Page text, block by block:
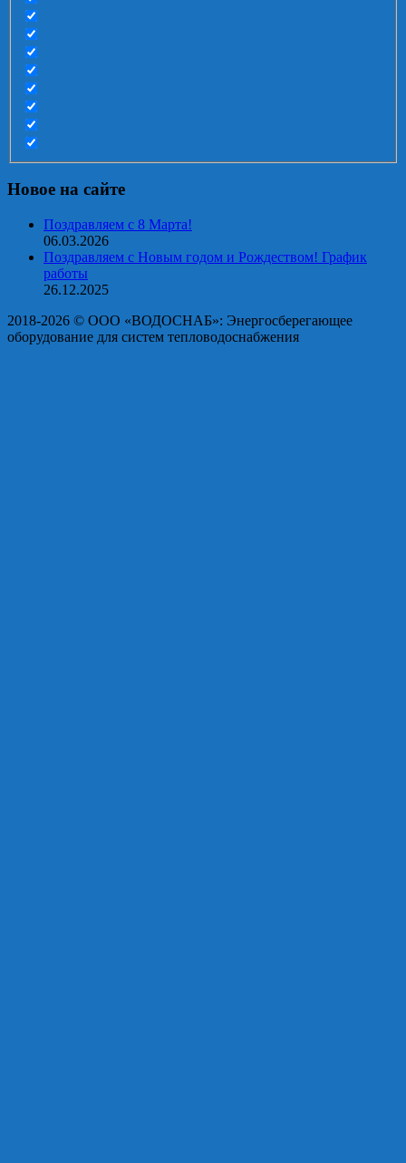
Новое на сайте
Поздравляем с 8 Марта!
06.03.2026
Поздравляем с Новым годом и Рождеством! График
работы
26.12.2025
2018-2026 © OOO «ВОДОСНАБ»: Энергосберегающее
оборудование для систем тепловодоснабжения